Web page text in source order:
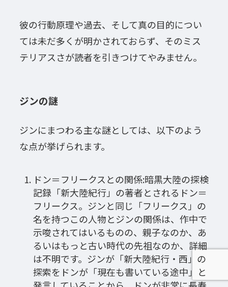
彼の行動原理や過去、そして真の目的につい
ては未だ多くが明かされておらず、そのミス
テリアスさが読者を引きつけてやみません。
ジンの謎
ジンにまつわる主な謎としては、以下のよう
な点が挙げられます。
ドン＝フリークスとの関係:暗黒大陸の探検
記録「新大陸紀行」の著者とされるドン＝
フリークス。ジンと同じ「フリークス」の
名を持つこの人物とジンの関係は、作中で
示唆されてはいるものの、親子なのか、あ
るいはもっと古い時代の先祖なのか、詳細
は不明です。ジンが「新大陸紀行・西」の
探索をドンが「現在も書いている途中」と